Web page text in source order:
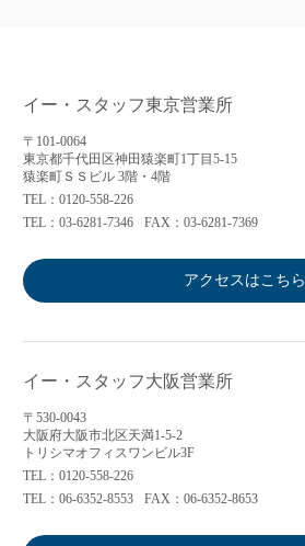
イー・スタッフ東京営業所
〒101-0064
東京都千代田区神田猿楽町1丁目5-15
猿楽町ＳＳビル 3階・4階
TEL：0120-558-226
TEL：03-6281-7346
FAX：03-6281-7369
アクセスはこちら
イー・スタッフ大阪営業所
〒530-0043
大阪府大阪市北区天満1-5-2
トリシマオフィスワンビル3F
TEL：0120-558-226
TEL：06-6352-8553
FAX：06-6352-8653